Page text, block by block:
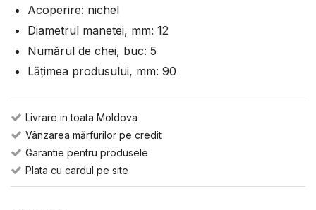
Acoperire: nichel
Diametrul manetei, mm: 12
Numărul de chei, buc: 5
Lățimea produsului, mm: 90
Livrare in toata Moldova
Vânzarea mărfurilor pe credit
Garantie pentru produsele
Plata cu cardul pe site